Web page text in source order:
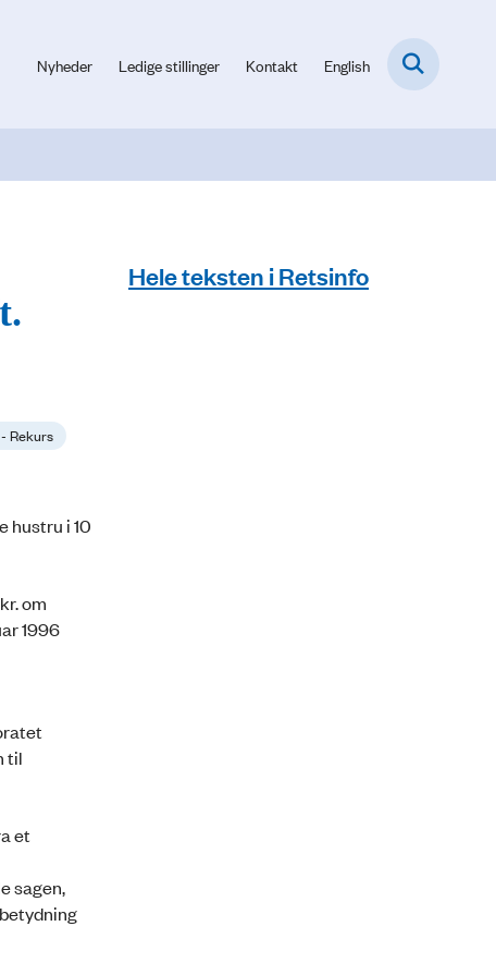
Nyheder Ledige stillinger Kontakt English
Rekurs
hustru i 10
om
1996
til
et
sagen,
Hele teksten i Retsinfo